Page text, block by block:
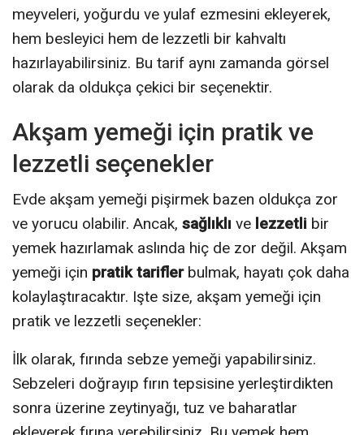
meyveleri, yoğurdu ve yulaf ezmesini ekleyerek,
hem besleyici hem de lezzetli bir kahvaltı
hazırlayabilirsiniz. Bu tarif aynı zamanda görsel
olarak da oldukça çekici bir seçenektir.
Akşam yemeği için pratik ve
lezzetli seçenekler
Evde akşam yemeği pişirmek bazen oldukça zor
ve yorucu olabilir. Ancak, sağlıklı ve lezzetli bir
yemek hazırlamak aslında hiç de zor değil. Akşam
yemeği için pratik tariflerbulmak, hayatı çok daha
kolaylaştıracaktır. Işte size, akşam yemeği için
pratik ve lezzetli seçenekler:
İlk olarak, fırında sebze yemeği yapabilirsiniz.
Sebzeleri doğrayıp fırın tepsisine yerleştirdikten
sonra üzerine zeytinyağı, tuz ve baharatlar